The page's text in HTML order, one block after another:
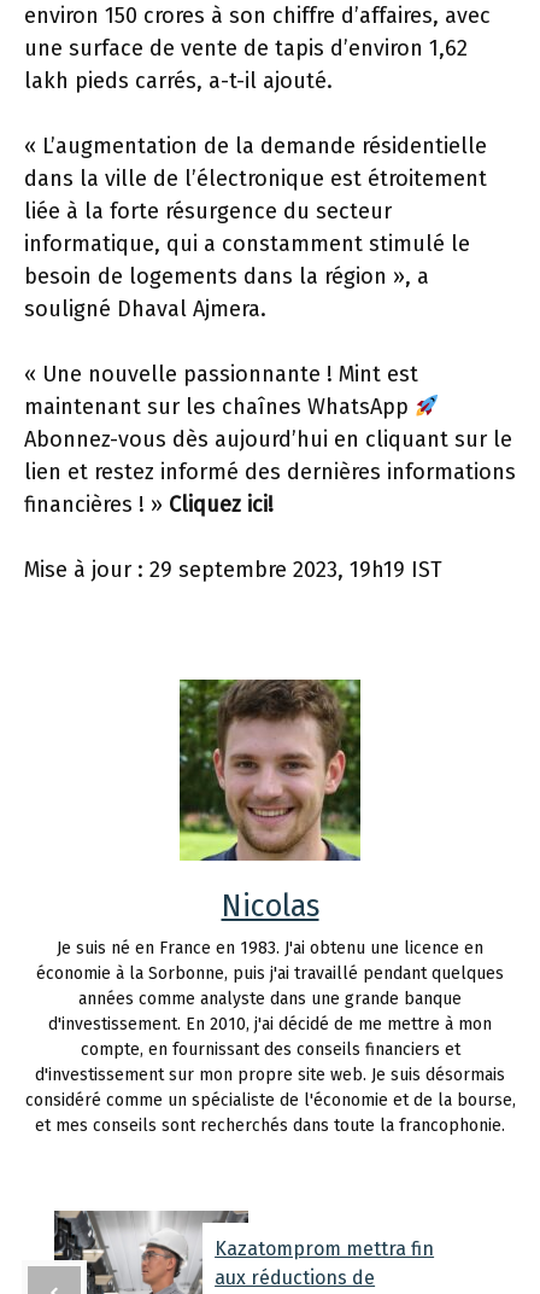
environ 150 crores à son chiffre d’affaires, avec
une surface de vente de tapis d’environ 1,62
lakh pieds carrés, a-t-il ajouté.
« L’augmentation de la demande résidentielle
dans la ville de l’électronique est étroitement
liée à la forte résurgence du secteur
informatique, qui a constamment stimulé le
besoin de logements dans la région », a
souligné Dhaval Ajmera.
« Une nouvelle passionnante ! Mint est
maintenant sur les chaînes WhatsApp
Abonnez-vous dès aujourd’hui en cliquant sur le
lien et restez informé des dernières informations
financières ! » Cliquez ici!
Mise à jour : 29 septembre 2023, 19h19 IST
Nicolas
Je suis né en France en 1983. J'ai obtenu une licence en
économie à la Sorbonne, puis j'ai travaillé pendant quelques
années comme analyste dans une grande banque
d'investissement. En 2010, j'ai décidé de me mettre à mon
compte, en fournissant des conseils financiers et
d'investissement sur mon propre site web. Je suis désormais
considéré comme un spécialiste de l'économie et de la bourse,
et mes conseils sont recherchés dans toute la francophonie.
Kazatomprom mettra fin
aux réductions de